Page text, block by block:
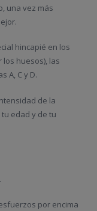
una vez más
hincapié en los
huesos), las
A, C y D.
de la
edad y de tu
.
por encima